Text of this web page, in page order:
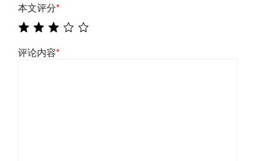
本文评分*
评论内容*